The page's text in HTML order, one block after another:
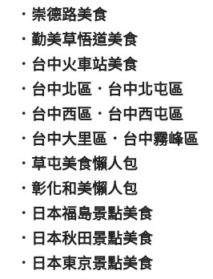
． 崇德路美食
． 勤美草悟道美食
． 台中火車站美食
． 台中北區 ． 台中北屯區
． 台中西區 ． 台中西屯區
． 台中大里區 ． 台中霧峰區
． 草屯美食懶人包
． 彰化和美懶人包
． 日本福島景點美食
． 日本秋田景點美食
． 日本東京景點美食